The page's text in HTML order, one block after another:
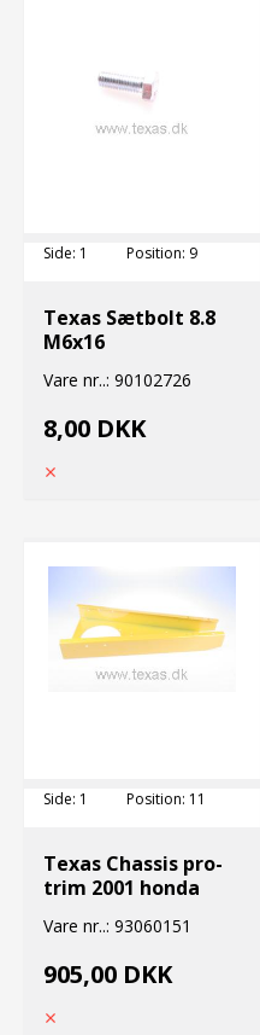
Side: 1 Position: 9
Texas Sætbolt 8.8
M6x16
Vare nr..: 90102726
8,00 DKK
Side: 1 Position: 11
Texas Chassis pro-
trim 2001 honda
Vare nr..: 93060151
905,00 DKK